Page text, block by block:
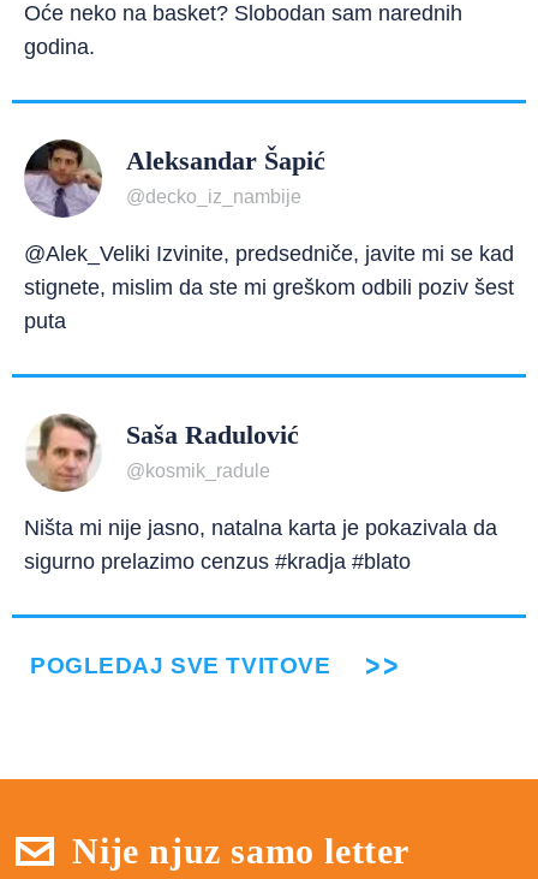
Oće neko na basket? Slobodan sam narednih
godina.
Aleksandar Šapić
@decko_iz_nambije
@Alek_Veliki Izvinite, predsedniče, javite mi se kad
stignete, mislim da ste mi greškom odbili poziv šest
puta
Saša Radulović
@kosmik_radule
Ništa mi nije jasno, natalna karta je pokazivala da
sigurno prelazimo cenzus #kradja #blato
POGLEDAJ SVE TVITOVE
Nije njuz samo letter